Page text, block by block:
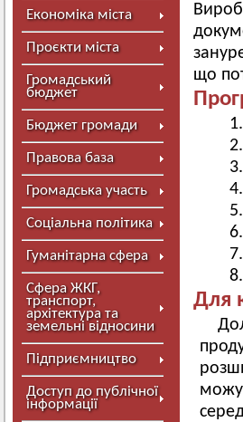
Економіка міста
Проєкти міста
Громадський
бюджет
Бюджет громади
Правова база
Громадська участь
Соціальна політика
Гуманітарна сфера
Сфера ЖКГ,
транспорт,
архітектура та
земельні відносини
Підприємництво
Доступ до публічної
інформації
що
Для